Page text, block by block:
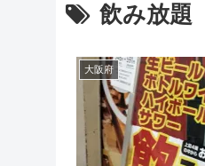
飲み放題
大阪府